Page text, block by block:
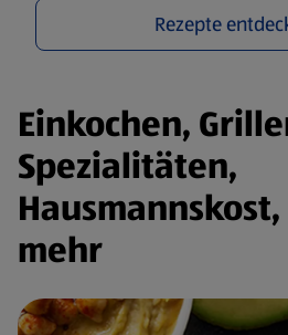
Rezepte
Einkochen,
Spezialitäten,
mehr